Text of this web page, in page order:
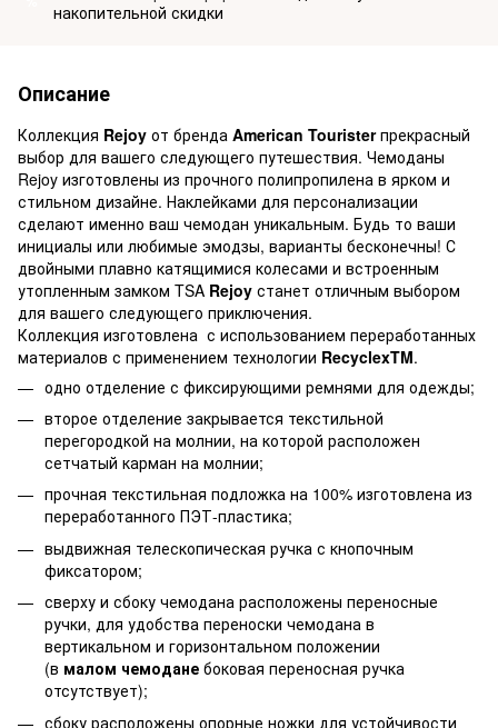
накопительной скидки
Описание
Коллекция Rejoy от бренда American Touristerпрекрасный
выбор для вашего следующего путешествия. Чемоданы
Rejoy изготовлены из прочного полипропилена в ярком и
стильном дизайне. Наклейками для персонализации
сделают именно ваш чемодан уникальным. Будь то ваши
инициалы или любимые эмодзы, варианты бесконечны! С
двойными плавно катящимися колесами и встроенным
утопленным замком TSA Rejoy станет отличным выбором
для вашего следующего приключения.
Коллекция изготовлена с использованием переработанных
материалов с применением технологии RecyclexTM.
одно отделение с фиксирующими ремнями для одежды;
второе отделение закрывается текстильной
перегородкой на молнии, на которой расположен
сетчатый карман на молнии;
прочная текстильная подложка на 100% изготовлена ​​из
переработанного ПЭТ-пластика;
выдвижная телескопическая ручка с кнопочным
фиксатором;
сверху и сбоку чемодана расположены переносные
ручки, для удобства переноски чемодана в
вертикальном и горизонтальном положении
(в малом чемодане боковая переносная ручка
отсутствует);
сбоку расположены опорные ножки для устойчивости